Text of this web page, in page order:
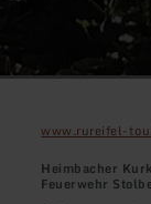
www.rureifel-
Heimbacher
Feuerwehr